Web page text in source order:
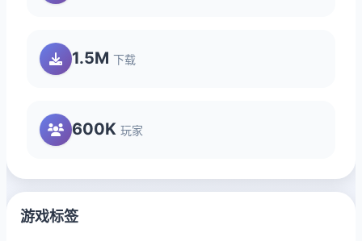
1.5M 下载
600K 玩家
游戏标签